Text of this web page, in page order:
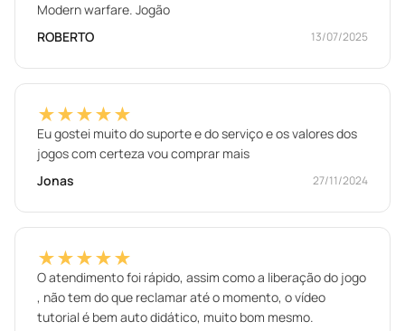
Modern warfare. Jogão
ROBERTO
13/07/2025
★★★★★
Eu gostei muito do suporte e do serviço e os valores dos
jogos com certeza vou comprar mais
Jonas
27/11/2024
★★★★★
O atendimento foi rápido, assim como a liberação do jogo
, não tem do que reclamar até o momento, o vídeo
tutorial é bem auto didático, muito bom mesmo.